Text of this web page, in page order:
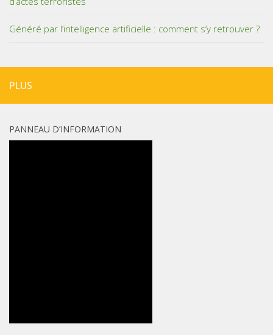
Généré par l’intelligence artificielle : comment s’y retrouver ?
PLUS
PANNEAU D’INFORMATION